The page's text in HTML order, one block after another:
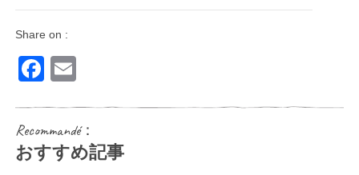
Share on :
Facebook
Recommandé：
おすすめ記事